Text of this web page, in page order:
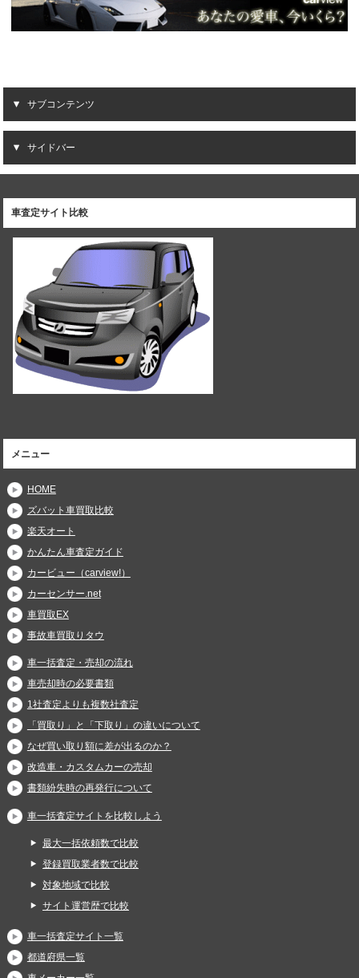
サブコンテンツ
サイドバー
車査定サイト比較
メニュー
HOME
ズバット車買取比較
楽天オート
かんたん車査定ガイド
カービュー（carview!）
カーセンサー.net
車買取EX
事故車買取りタウ
車一括査定・売却の流れ
車売却時の必要書類
1社査定よりも複数社査定
「買取り」と「下取り」の違いについて
なぜ買い取り額に差が出るのか？
改造車・カスタムカーの売却
書類紛失時の再発行について
車一括査定サイトを比較しよう
最大一括依頼数で比較
登録買取業者数で比較
対象地域で比較
サイト運営歴で比較
車一括査定サイト一覧
都道府県一覧